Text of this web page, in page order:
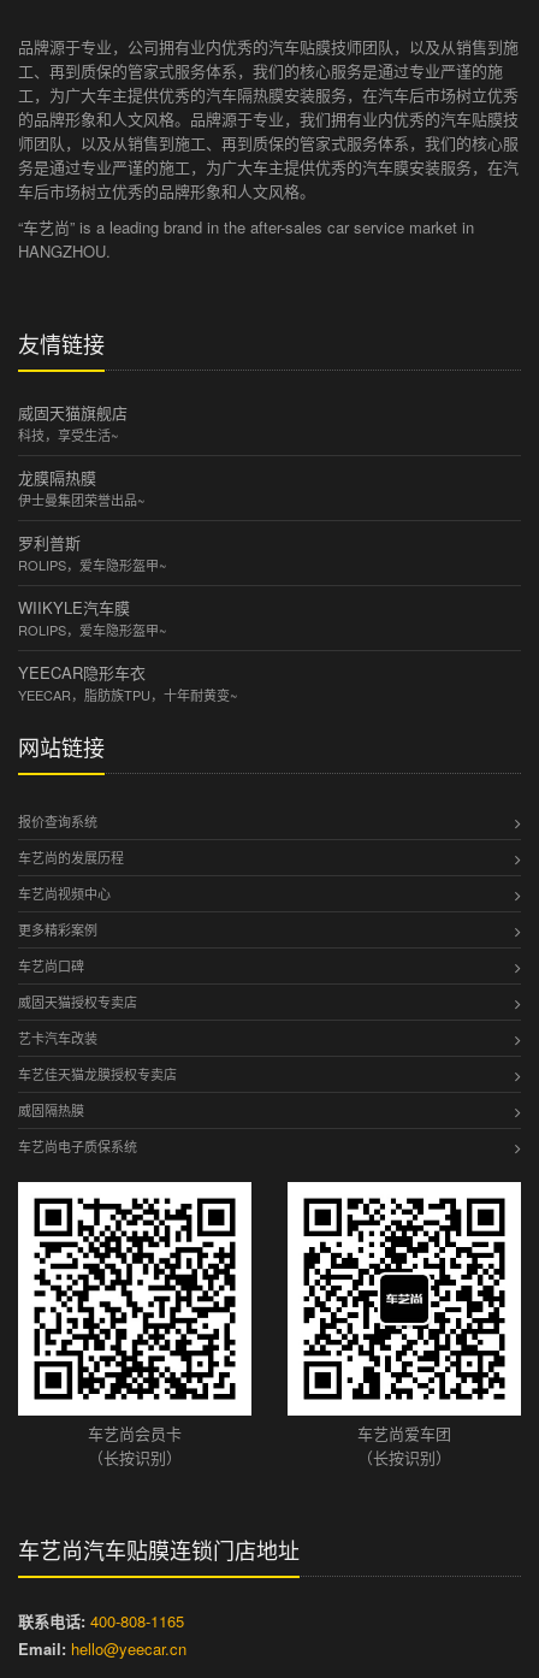
品牌源于专业，公司拥有业内优秀的汽车贴膜技师团队，以及从销售到施
工、再到质保的管家式服务体系，我们的核心服务是通过专业严谨的施
工，为广大车主提供优秀的汽车隔热膜安装服务，在汽车后市场树立优秀
的品牌形象和人文风格。品牌源于专业，我们拥有业内优秀的汽车贴膜技
师团队，以及从销售到施工、再到质保的管家式服务体系，我们的核心服
务是通过专业严谨的施工，为广大车主提供优秀的汽车膜安装服务，在汽
车后市场树立优秀的品牌形象和人文风格。
“车艺尚” is a leading brand in the after-sales car service market in
HANGZHOU.
友情链接
威固天猫旗舰店
科技，享受生活~
龙膜隔热膜
伊士曼集团荣誉出品~
罗利普斯
ROLIPS，爱车隐形盔甲~
WIIKYLE汽车膜
ROLIPS，爱车隐形盔甲~
YEECAR隐形车衣
YEECAR，脂肪族TPU，十年耐黄变~
网站链接
报价查询系统
车艺尚的发展历程
车艺尚视频中心
更多精彩案例
车艺尚口碑
威固天猫授权专卖店
艺卡汽车改装
车艺佳天猫龙膜授权专卖店
威固隔热膜
车艺尚电子质保系统
车艺尚会员卡
（长按识别）
车艺尚爱车团
（长按识别）
车艺尚汽车贴膜连锁门店地址
联系电话: 400-808-1165
Email: hello@yeecar.cn